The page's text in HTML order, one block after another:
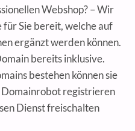
Webshop? – Wir
Sie bereit, welche auf
ergänzt werden können.
bereits inklusive.
bestehen können sie
registrieren
Dienst freischalten